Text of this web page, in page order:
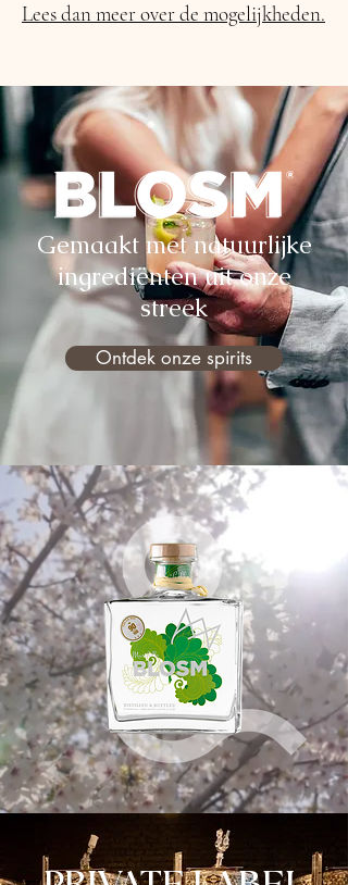
Lees dan meer over de mogelijkheden.
Gemaakt met natuurlijke
ingrediënten uit onze
streek
Ontdek onze spirits